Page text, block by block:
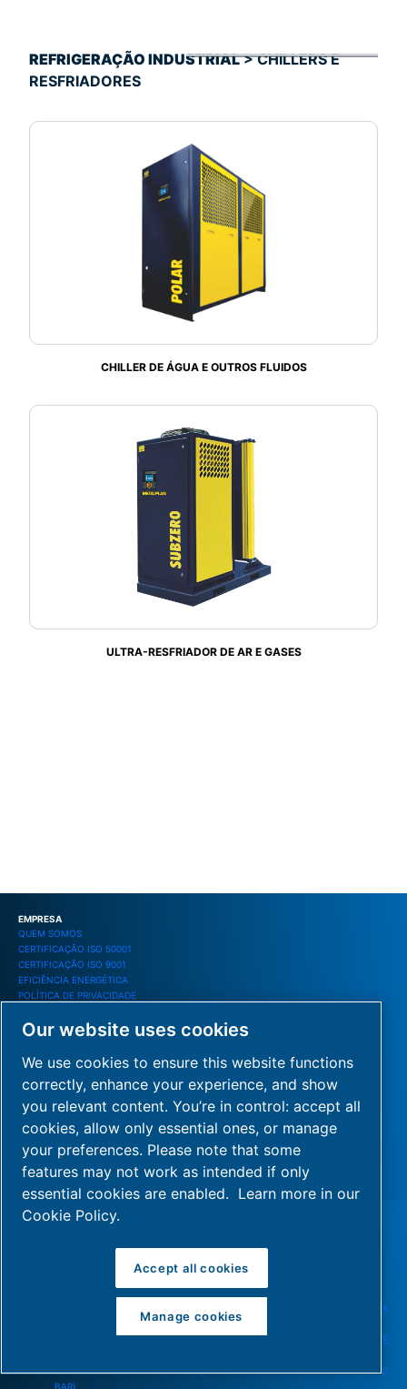
REFRIGERAÇÃO INDUSTRIAL> CHILLERS E
RESFRIADORES
CHILLER DE ÁGUA E OUTROS FLUIDOS
ULTRA-RESFRIADOR DE AR E GASES
EMPRESA
QUEM SOMOS
CERTIFICAÇÃO ISO 50001
CERTIFICAÇÃO ISO 9001
EFICIÊNCIA ENERGÉTICA
POLÍTICA DE PRIVACIDADE
SERVIÇOS
MANUAIS E PRONTUÁRIOS
LITERATURA TÉCNICA
AUDITORIAS
LOCAÇÃO DE EQUIPAMENTOS
BLOG
FALE CONOSCO
Compressores de Ar
COMPRESSOR DE PARAFUSO | ROTOR PLUS (4 A 25 HP)
COMPRESSOR ISENTO DE ÓLEO (SCROLL) | SCROLLTECH ZERO OIL FREE (5
BOOSTER ISENTO DE ÓLEO (PISTÃO)/COMPRESSOR DE ALTA PRESSÃO (ATÉ
BOOSTER LUBRIFICADO (PISTÃO)/COMPRESSOR DE ALTA PRESSÃO (ATÉ 40
BAR)
Our website uses cookies
We use cookies to ensure this website functions
correctly, enhance your experience, and show
you relevant content. You’re in control: accept all
cookies, allow only essential ones, or manage
your preferences. Please note that some
features may not work as intended if only
essential cookies are enabled. Learn more in our
Cookie Policy.
Accept all cookies
Manage cookies